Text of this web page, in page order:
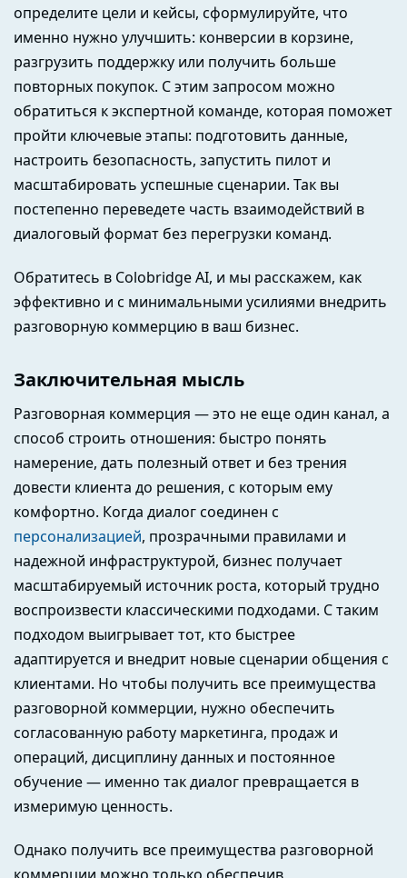
определите цели и кейсы, сформулируйте, что
именно нужно улучшить: конверсии в корзине,
разгрузить поддержку или получить больше
повторных покупок. С этим запросом можно
обратиться к экспертной команде, которая поможет
пройти ключевые этапы: подготовить данные,
настроить безопасность, запустить пилот и
масштабировать успешные сценарии. Так вы
постепенно переведете часть взаимодействий в
диалоговый формат без перегрузки команд.
Обратитесь в Colobridge AI, и мы расскажем, как
эффективно и с минимальными усилиями внедрить
разговорную коммерцию в ваш бизнес.
Заключительная мысль
Разговорная коммерция — это не еще один канал, а
способ строить отношения: быстро понять
намерение, дать полезный ответ и без трения
довести клиента до решения, с которым ему
комфортно. Когда диалог соединен с
персонализацией, прозрачными правилами и
надежной инфраструктурой, бизнес получает
масштабируемый источник роста, который трудно
воспроизвести классическими подходами. С таким
подходом выигрывает тот, кто быстрее
адаптируется и внедрит новые сценарии общения с
клиентами. Но чтобы получить все преимущества
разговорной коммерции, нужно обеспечить
согласованную работу маркетинга, продаж и
операций, дисциплину данных и постоянное
обучение — именно так диалог превращается в
измеримую ценность.
Однако получить все преимущества разговорной